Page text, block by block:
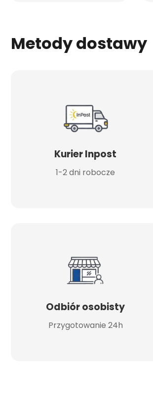
Metody dostawy
Kurier Inpost
1-2 dni robocze
Odbiór osobisty
Przygotowanie 24h